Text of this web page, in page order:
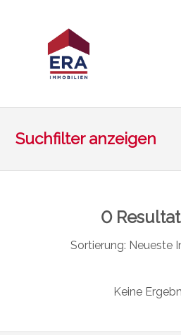
Suchfilter anzeigen
0
Sortierung: Neueste
Keine